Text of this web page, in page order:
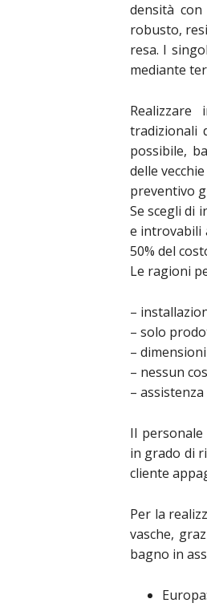
densità
robusto,
resa. I
mediante
tradizionali
possibile,
delle
preventivo
Se scegli di
e introvabili
50% del
Le ragioni
–
– solo
–
– nessun
–
Il personale
in grado di
cliente
Per la
vasche,
bagno in